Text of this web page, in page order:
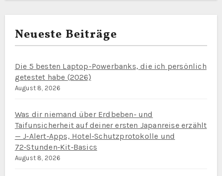
Neueste Beiträge
Die 5 besten Laptop-Powerbanks, die ich persönlich
getestet habe (2026)
August 8, 2026
Was dir niemand über Erdbeben‑ und
Taifunsicherheit auf deiner ersten Japanreise erzählt
— J‑Alert‑Apps, Hotel‑Schutzprotokolle und
72‑Stunden‑Kit‑Basics
August 8, 2026